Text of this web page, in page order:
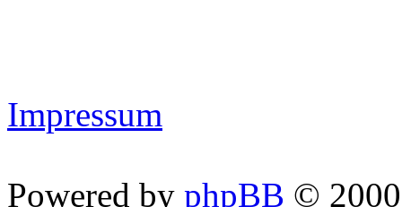
Impressum
Powered by phpBB ©